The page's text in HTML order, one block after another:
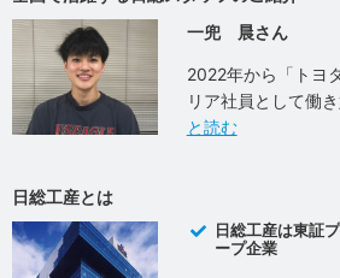
一兜 晨さん
2022年から「トヨ
リア社員として働
と読む
日総工産とは
日総工産は東証
ープ企業